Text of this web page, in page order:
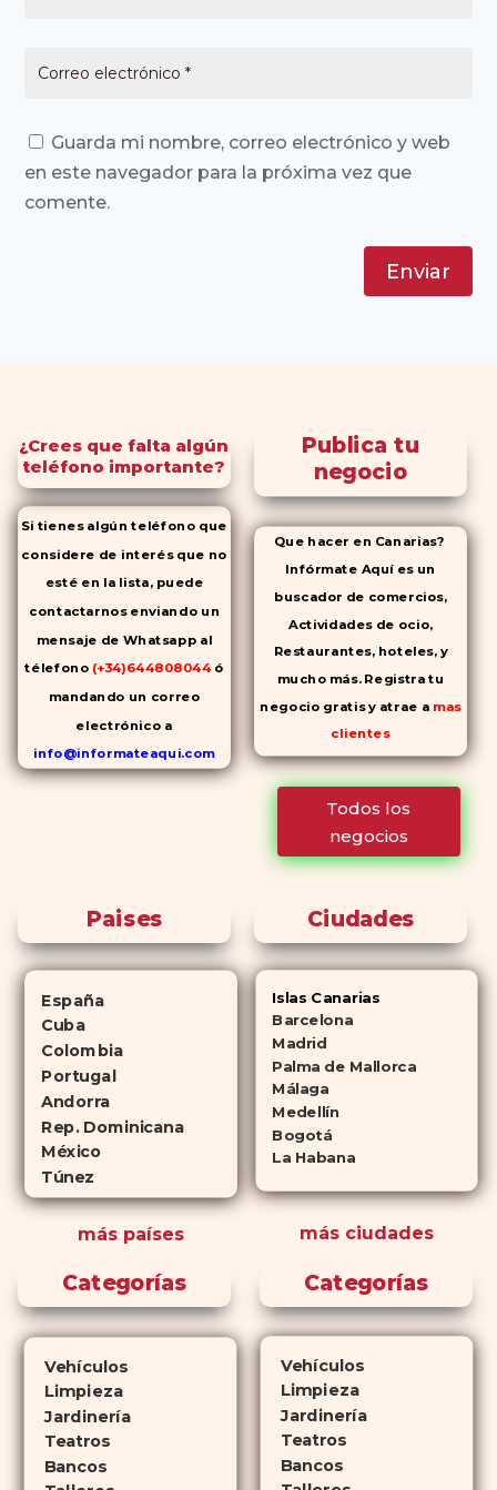
Guarda mi nombre, correo electrónico y web
en este navegador para la próxima vez que
comente.
Enviar
¿Crees que falta algún
teléfono importante?
Si tienes algún teléfono que
considere de interés que no
esté en la lista, puede
contactarnos enviando un
mensaje de Whatsapp al
télefono (+34)644808044 ó
mandando un correo
electrónico a
info@informateaqui.com
Mientras que antes la
cambio de los tiempos ha
permitido la producción de
alternativas genéricas tanto a
Cialis como a
respectivamente) que se
consideran tan rentables e igual
de eficaces que su homólogo de
marca. En su mayor parte,
ambos medicamentos funcionan
de la misma manera y tienen
perfiles de efectos secundarios
diferencia? El tiempo.comprar
Cialisejerce sus efectos hasta 4
veces más tiempo que Viagra, lo
atractiva para quienes no desean
planificar sus actividades
románticas con antelación.
Publica tu
negocio
Que hacer en Canarias?
Infórmate Aquí es un
buscador de comercios,
Actividades de ocio,
Restaurantes, hoteles, y
mucho más. Registra tu
negocio gratis y atrae a mas
clientes
Todos los
negocios
Paises
España
Cuba
Colombia
Portugal
Andorra
Rep. Dominicana
México
Túnez
más países
Ciudades
Islas Canarias
Barcelona
Madrid
Palma de Mallorca
Málaga
Medellín
Bogotá
La Habana
más ciudades
Categorías
Vehículos
Limpieza
Jardinería
Teatros
Bancos
Categorías
Vehículos
Limpieza
Jardinería
Teatros
Bancos